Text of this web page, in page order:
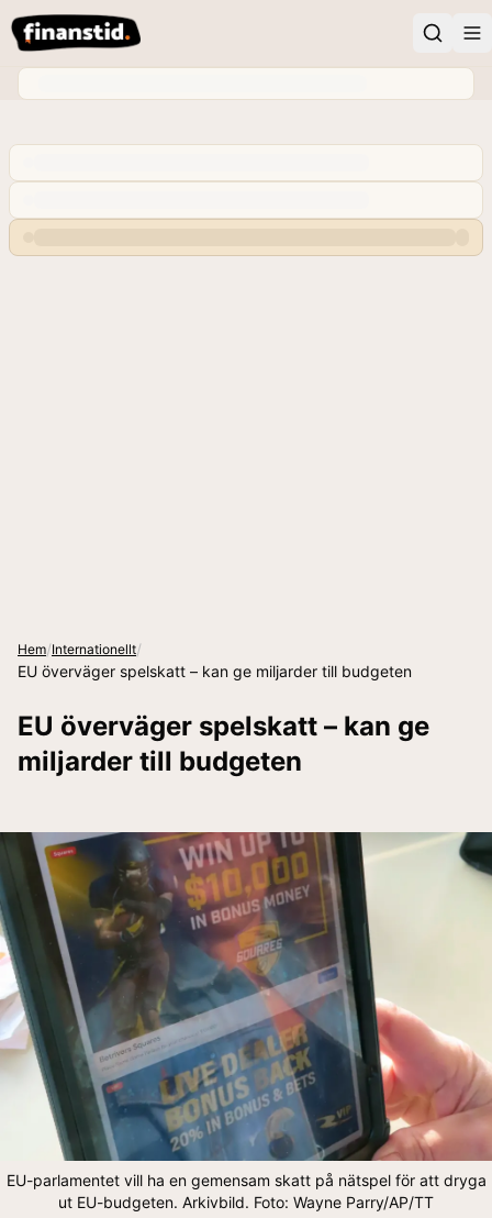
Hem/Internationellt/
EU överväger spelskatt – kan ge miljarder till budgeten
EU överväger spelskatt – kan ge
miljarder till budgeten
EU-parlamentet vill ha en gemensam skatt på nätspel för att dryga
ut EU-budgeten. Arkivbild. Foto: Wayne Parry/AP/TT